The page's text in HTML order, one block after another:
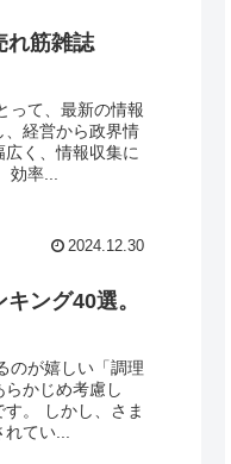
れ筋雑誌
って、最新の情報
、経営から政界情
く、情報収集に
率...
2024.12.30
ング40選。
のが嬉しい「調理
かじめ考慮し
。 しかし、さま
てい...